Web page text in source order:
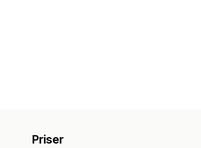
Priser